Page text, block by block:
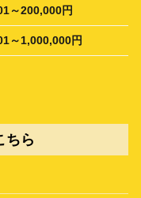
～200,000円
～1,000,000円
ちら